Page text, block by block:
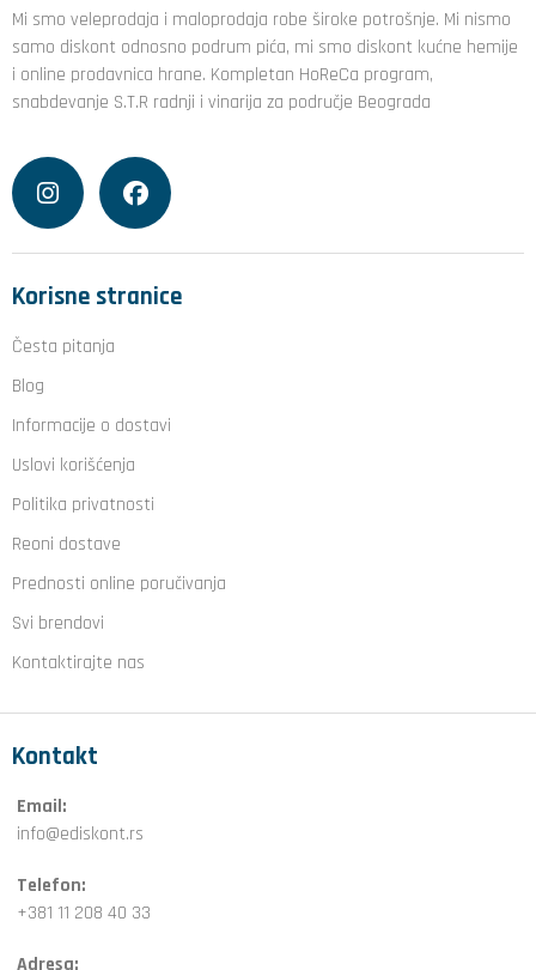
Mi smo veleprodaja i maloprodaja robe široke potrošnje. Mi nismo
samo diskont odnosno podrum pića, mi smo diskont kućne hemije
i online prodavnica hrane. Kompletan HoReCa program,
snabdevanje S.T.R radnji i vinarija za područje Beograda
Korisne stranice
Česta pitanja
Blog
Informacije o dostavi
Uslovi korišćenja
Politika privatnosti
Reoni dostave
Prednosti online poručivanja
Svi brendovi
Kontaktirajte nas
Kontakt
Email:
info@ediskont.rs
Telefon:
+381 11 208 40 33
Adresa: